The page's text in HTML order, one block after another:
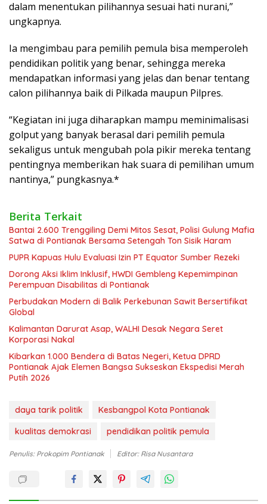
dalam menentukan pilihannya sesuai hati nurani,”
ungkapnya.
Ia mengimbau para pemilih pemula bisa memperoleh
pendidikan politik yang benar, sehingga mereka
mendapatkan informasi yang jelas dan benar tentang
calon pilihannya baik di Pilkada maupun Pilpres.
“Kegiatan ini juga diharapkan mampu meminimalisasi
golput yang banyak berasal dari pemilih pemula
sekaligus untuk mengubah pola pikir mereka tentang
pentingnya memberikan hak suara di pemilihan umum
nantinya,” pungkasnya.*
Berita Terkait
Bantai 2.600 Trenggiling Demi Mitos Sesat, Polisi Gulung Mafia
Satwa di Pontianak Bersama Setengah Ton Sisik Haram
PUPR Kapuas Hulu Evaluasi Izin PT Equator Sumber Rezeki
Dorong Aksi Iklim Inklusif, HWDI Gembleng Kepemimpinan
Perempuan Disabilitas di Pontianak
Perbudakan Modern di Balik Perkebunan Sawit Bersertifikat
Global
Kalimantan Darurat Asap, WALHI Desak Negara Seret
Korporasi Nakal
Kibarkan 1.000 Bendera di Batas Negeri, Ketua DPRD
Pontianak Ajak Elemen Bangsa Sukseskan Ekspedisi Merah
Putih 2026
daya tarik politik
Kesbangpol Kota Pontianak
kualitas demokrasi
pendidikan politik pemula
Penulis: Prokopim Pontianak Editor: Risa Nusantara